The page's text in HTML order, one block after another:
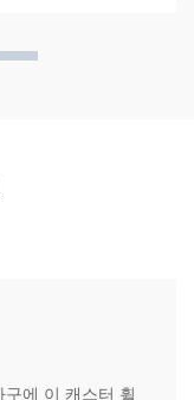
에 이 캐스터 휠